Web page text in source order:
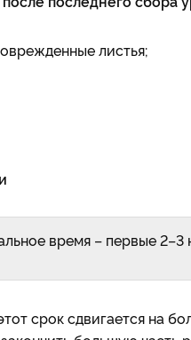
листья;
время – первые 2–3
срок сдвигается на